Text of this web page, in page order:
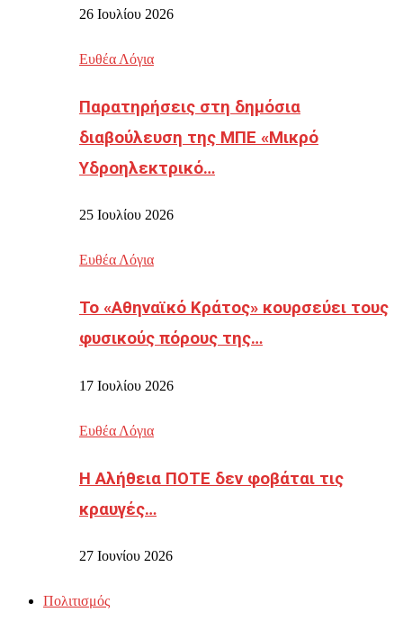
26 Ιουλίου 2026
Ευθέα Λόγια
Παρατηρήσεις στη δημόσια
διαβούλευση της ΜΠΕ «Μικρό
Υδροηλεκτρικό…
25 Ιουλίου 2026
Ευθέα Λόγια
Το «Αθηναϊκό Κράτος» κουρσεύει τους
φυσικούς πόρους της…
17 Ιουλίου 2026
Ευθέα Λόγια
Η Αλήθεια ΠΟΤΕ δεν φοβάται τις
κραυγές…
27 Ιουνίου 2026
Πολιτισμός